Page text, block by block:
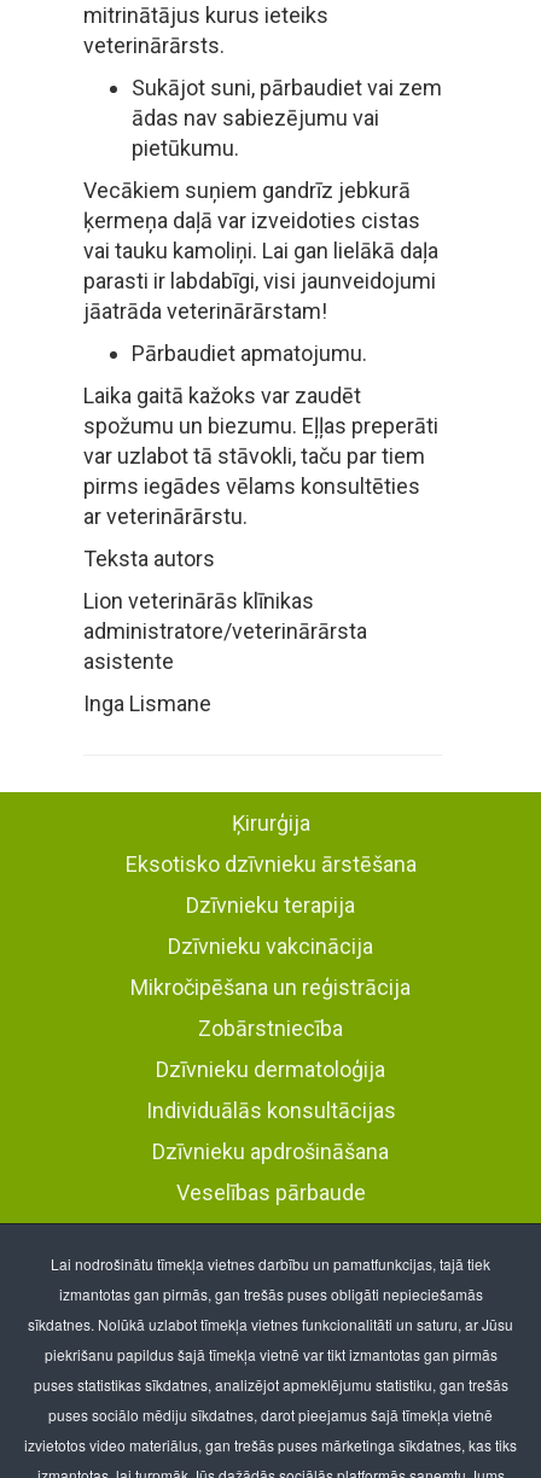
mitrinātājus kurus ieteiks
veterinārārsts.
Sukājot suni, pārbaudiet vai zem
ādas nav sabiezējumu vai
pietūkumu.
Vecākiem suņiem gandrīz jebkurā
ķermeņa daļā var izveidoties cistas
vai tauku kamoliņi. Lai gan lielākā daļa
parasti ir labdabīgi, visi jaunveidojumi
jāatrāda veterinārārstam!
Pārbaudiet apmatojumu.
Laika gaitā kažoks var zaudēt
spožumu un biezumu. Eļļas preperāti
var uzlabot tā stāvokli, taču par tiem
pirms iegādes vēlams konsultēties
ar veterinārārstu.
Teksta autors
Lion veterinārās klīnikas
administratore/veterinārārsta
asistente
Inga Lismane
Ķirurģija
Eksotisko dzīvnieku ārstēšana
Dzīvnieku terapija
Dzīvnieku vakcinācija
Mikročipēšana un reģistrācija
Zobārstniecība
Dzīvnieku dermatoloģija
Individuālās konsultācijas
Dzīvnieku apdrošināšana
Veselības pārbaude
Brāļu Kaudzīšu iela 26, Rīga, LV-1021
tālr.: 67650518, mob. 25402502
Veterinārā klīnika Purvciems
t/c “Minska”, Nīcgales iela 2
BT Kapital SIA
Lai nodrošinātu tīmekļa vietnes darbību un pamatfunkcijas, tajā tiek
izmantotas gan pirmās, gan trešās puses obligāti nepieciešamās
sīkdatnes. Nolūkā uzlabot tīmekļa vietnes funkcionalitāti un saturu, ar Jūsu
piekrišanu papildus šajā tīmekļa vietnē var tikt izmantotas gan pirmās
puses statistikas sīkdatnes, analizējot apmeklējumu statistiku, gan trešās
puses sociālo mēdiju sīkdatnes, darot pieejamus šajā tīmekļa vietnē
izvietotos video materiālus, gan trešās puses mārketinga sīkdatnes, kas tiks